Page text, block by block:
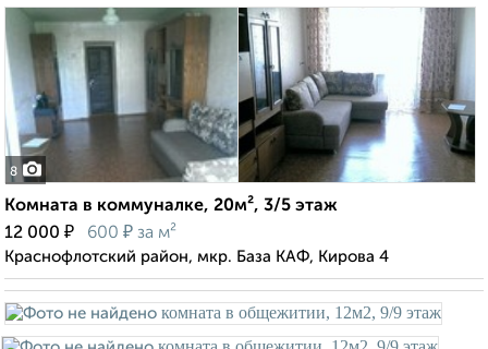
8
Комната в коммуналке, 20м², 3/5 этаж
12 000 ₽ 600 ₽ за м²
Краснофлотский район, мкр. База КАФ, Кирова 4